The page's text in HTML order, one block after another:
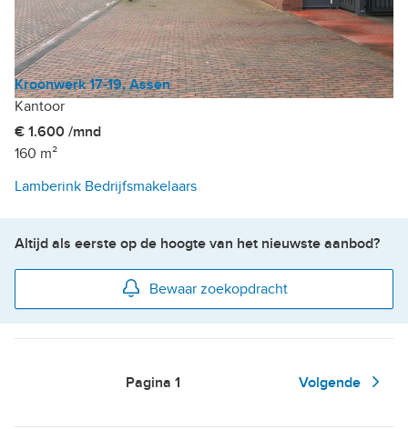
Kroonwerk 17-19, Assen
Kantoor
€ 1.600 /mnd
160 m²
Lamberink Bedrijfsmakelaars
Altijd als eerste op de hoogte van het nieuwste aanbod?
Bewaar zoekopdracht
Pagina 1 Volgende